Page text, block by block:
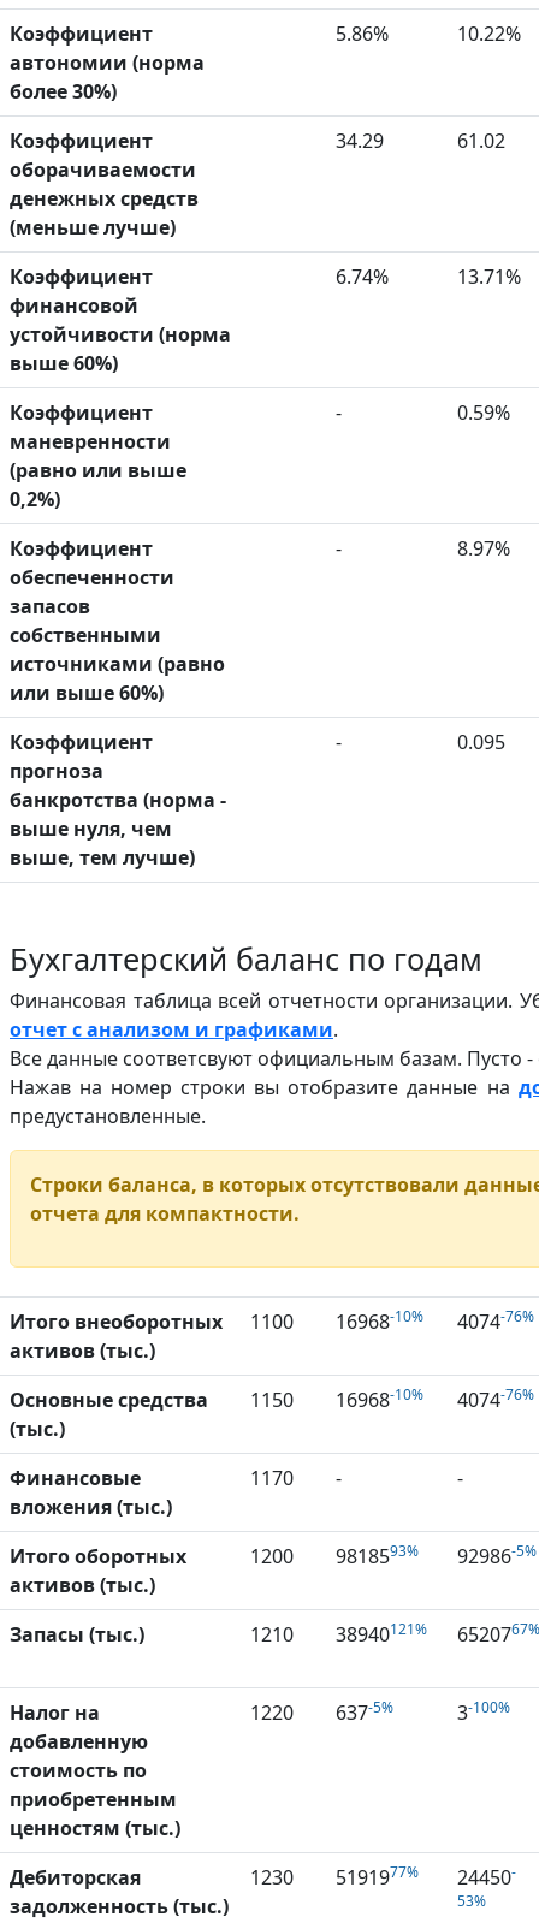
Коэффициент
автономии (норма
более 30%)
5.86% 10.22%
Коэффициент
оборачиваемости
денежных средств
(меньше лучше)
34.29 61.02
Коэффициент
финансовой
устойчивости (норма
выше 60%)
6.74% 13.71%
Коэффициент
маневренности
(равно или выше
0,2%)
- 0.59%
Коэффициент
обеспеченности
запасов
собственными
источниками (равно
или выше 60%)
- 8.97%
Коэффициент
прогноза
банкротства (норма -
выше нуля, чем
выше, тем лучше)
- 0.095
Бухгалтерский баланс по годам
Финансовая таблица всей отчетности организации.
отчет с анализом и графиками.
Все данные соответсвуют официальным базам. Пусто
Нажав на номер строки вы отобразите данные на
предустановленные.
Строки баланса, в которых отсутствовали
отчета для компактности.
Итого внеоборотных
активов (тыс.)
1100 16968-10% 4074-76%
Основные средства
(тыс.)
1150 16968-10% 4074-76%
Финансовые
вложения (тыс.)
1170 - -
Итого оборотных
активов (тыс.)
1200 9818593% 92986-5%
Запасы (тыс.) 1210 38940121% 6520767%
Налог на
добавленную
стоимость по
приобретенным
ценностям (тыс.)
1220 637-5% 3-100%
Дебиторская
задолженность (тыс.)
1230 5191977% 24450-
53%